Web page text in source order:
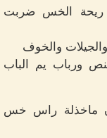
ريحة الخس ضربت
والخوف
ورباب يم الباب
ماخذلة راس خس